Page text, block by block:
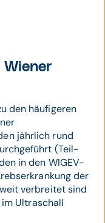
den häufigeren
jährlich rund
(Teil-
in den WIGEV-
der
verbreitet sind
Ultraschall